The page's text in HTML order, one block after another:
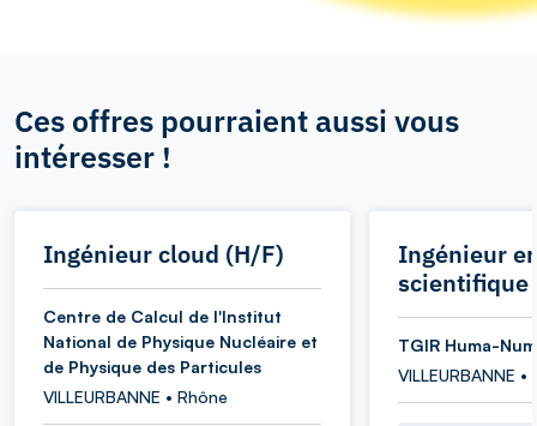
Ces offres pourraient aussi vous
intéresser !
Ingénieur cloud (H/F)
Centre de Calcul de l'Institut
National de Physique Nucléaire et
de Physique des Particules
VILLEURBANNE • Rhône
Ingénieur
scientifique
TGIR Huma-Num
VILLEURBANNE •